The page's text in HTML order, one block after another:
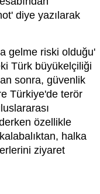
diye yazılarak
gelme riski olduğu'
Türk büyükelçiliği
sonra, güvenlik
Türkiye'de terör
özellikle
halka
ziyaret